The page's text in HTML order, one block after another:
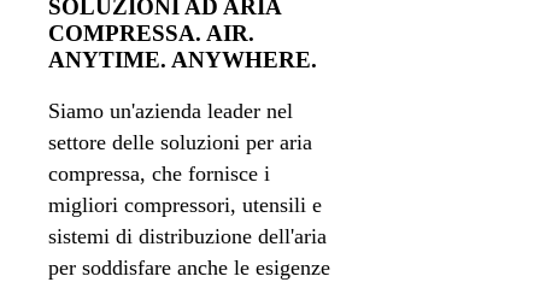
SOLUZIONI AD ARIA
COMPRESSA. AIR.
ANYTIME. ANYWHERE.
Siamo un'azienda leader nel
settore delle soluzioni per aria
compressa, che fornisce i
migliori compressori, utensili e
sistemi di distribuzione dell'aria
per soddisfare anche le esigenze